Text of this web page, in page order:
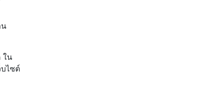
ใน
ไซต์